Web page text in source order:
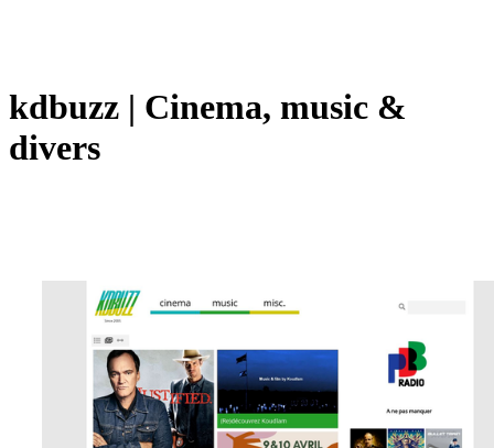
kdbuzz | Cinema, music &
divers